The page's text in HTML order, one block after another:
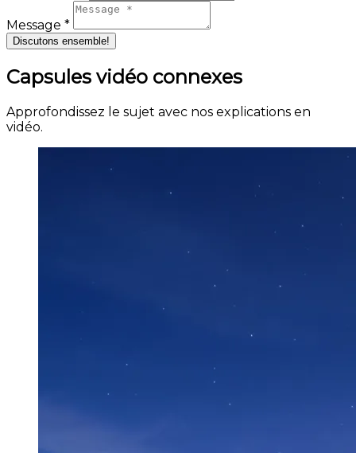
Message *
Discutons ensemble!
Capsules vidéo connexes
Approfondissez le sujet avec nos explications en
vidéo.